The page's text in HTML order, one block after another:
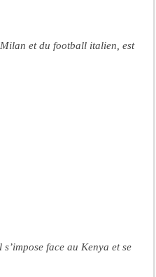
et du football italien, est
face au Kenya et se